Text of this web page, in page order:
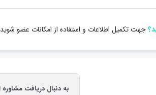
جهت تکمیل اطلاعات و استفاده از امکانات عضو
به دنبال دریافت